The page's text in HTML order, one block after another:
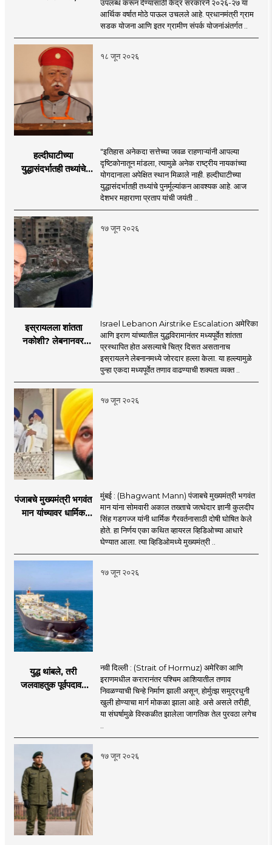
लक्ष्य!
उपलब्ध करून देण्यासाठी केंद्र सरकारने २०२६-२७ या
आर्थिक वर्षात मोठे पाऊल उचलले आहे. प्रधानमंत्री ग्राम
सडक योजना आणि इतर ग्रामीण संपर्क योजनांअंतर्गत ..
१८ जून २०२६
हल्दीघाटीच्या
युद्धासंदर्भातही तथ्यांचे
मोहनजी भागवत
"इतिहास अनेकदा सत्तेच्या जवळ राहणाऱ्यांनी आपल्या
दृष्टिकोनातून मांडला, त्यामुळे अनेक राष्ट्रीय नायकांच्या
योगदानाला अपेक्षित स्थान मिळाले नाही. हल्दीघाटीच्या
युद्धासंदर्भातही तथ्यांचे पुनर्मूल्यांकन आवश्यक आहे. आज
देशभर महाराणा प्रताप यांची जयंती ..
१७ जून २०२६
इस्रायलला शांतता
नकोशी? लेबनानवर
इराण-अमेरिकेत आरोप-
प्रत्यारोप
Israel Lebanon Airstrike Escalation अमेरिका
आणि इराण यांच्यातील युद्धविरामानंतर मध्यपूर्वेत शांतता
प्रस्थापित होत असल्याचे चित्र दिसत असतानाच
इस्रायलने लेबनानमध्ये जोरदार हल्ला केला. या हल्ल्यामुळे
पुन्हा एकदा मध्यपूर्वेत तणाव वाढण्याची शक्यता व्यक्त ..
१७ जून २०२६
पंजाबचे मुख्यमंत्री भगवंत
मान यांच्यावर धार्मिक
खळबळ
मुंबई : (Bhagwant Mann) पंजाबचे मुख्यमंत्री भगवंत
मान यांना सोमवारी अकाल तख्ताचे जत्थेदार ज्ञानी कुलदीप
सिंह गडगज्ज यांनी धार्मिक गैरवर्तनासाठी दोषी घोषित केले
होते. हा निर्णय एका कथित व्हायरल व्हिडिओच्या आधारे
घेण्यात आला. त्या व्हिडिओमध्ये मुख्यमंत्री ..
१७ जून २०२६
युद्ध थांबले, तरी
जलवाहतुक पूर्वपदावर
चिंता.
नवी दिल्ली : (Strait of Hormuz) अमेरिका आणि
इराणमधील करारानंतर पश्चिम आशियातील तणाव
निवळण्याची चिन्हे निर्माण झाली असून, होर्मुत्झ समुद्रधुनी
खुली होण्याचा मार्ग मोकळा झाला आहे. असे असले तरीही,
या संघर्षामुळे विस्कळीत झालेला जागतिक तेल पुरवठा लगेच
१७ जून २०२६